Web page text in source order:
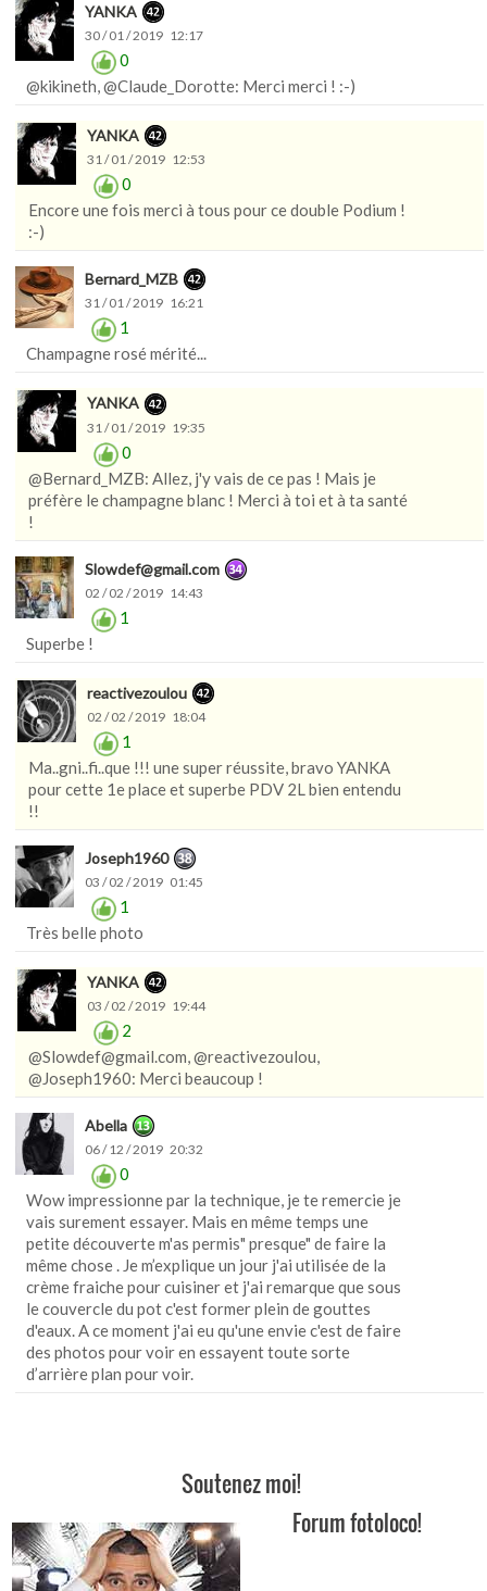
YANKA
30 / 01 / 2019 12:17
0
@kikineth, @Claude_Dorotte: Merci merci ! :-)
YANKA
31 / 01 / 2019 12:53
0
Encore une fois merci à tous pour ce double Podium !
:-)
Bernard_MZB
31 / 01 / 2019 16:21
1
Champagne rosé mérité...
YANKA
31 / 01 / 2019 19:35
0
@Bernard_MZB: Allez, j'y vais de ce pas ! Mais je
préfère le champagne blanc ! Merci à toi et à ta santé
!
Slowdef@gmail.com
02 / 02 / 2019 14:43
1
Superbe !
reactivezoulou
02 / 02 / 2019 18:04
1
Ma..gni..fi..que !!! une super réussite, bravo YANKA
pour cette 1e place et superbe PDV 2L bien entendu
!!
Joseph1960
03 / 02 / 2019 01:45
1
Très belle photo
YANKA
03 / 02 / 2019 19:44
2
@Slowdef@gmail.com, @reactivezoulou,
@Joseph1960: Merci beaucoup !
Abella
06 / 12 / 2019 20:32
0
Wow impressionne par la technique, je te remercie je
vais surement essayer. Mais en même temps une
petite découverte m'as permis" presque" de faire la
même chose . Je m’explique un jour j'ai utilisée de la
crème fraiche pour cuisiner et j'ai remarque que sous
le couvercle du pot c'est former plein de gouttes
d'eaux. A ce moment j'ai eu qu'une envie c'est de faire
des photos pour voir en essayent toute sorte
d’arrière plan pour voir.
Soutenez moi!
Forum fotoloco!